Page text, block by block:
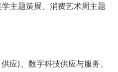
主题策展、消费艺术周主题
应)、数字科技供应与服务、